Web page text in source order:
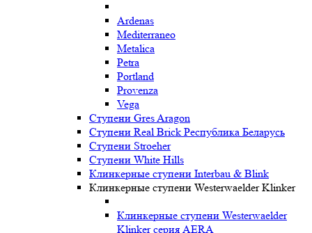
Ardenas
Mediterraneo
Metalica
Petra
Portland
Provenza
Vega
Ступени Gres Aragon
Ступени Real Brick Республика Беларусь
Ступени Stroeher
Ступени White Hills
Клинкерные ступени Interbau & Blink
Клинкерные ступени Westerwaelder Klinker
Клинкерные ступени Westerwaelder
Klinker серия AERA